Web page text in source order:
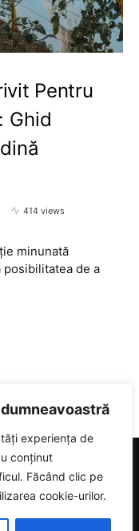
experiența de
conținut
Făcând clic pe
cookie-urilor.
Pentru
Ghid
414 views
minunată
de a